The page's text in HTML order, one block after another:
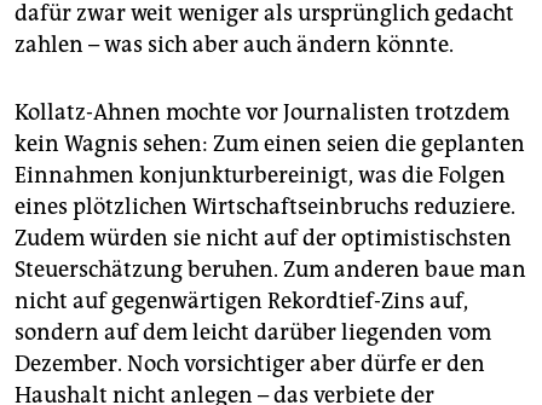
dafür zwar weit weniger als ursprünglich gedacht
zahlen – was sich aber auch ändern könnte.
Kollatz-Ahnen mochte vor Journalisten trotzdem
kein Wagnis sehen: Zum einen seien die geplanten
Einnahmen konjunkturbereinigt, was die Folgen
eines plötzlichen Wirtschaftseinbruchs reduziere.
Zudem würden sie nicht auf der optimistischsten
Steuerschätzung beruhen. Zum anderen baue man
nicht auf gegenwärtigen Rekordtief-Zins auf,
sondern auf dem leicht darüber liegenden vom
Dezember. Noch vorsichtiger aber dürfe er den
Haushalt nicht anlegen – das verbiete der